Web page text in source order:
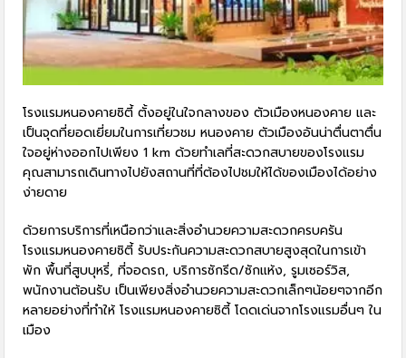
โรงแรมหนองคายซิตี้ ตั้งอยู่ในใจกลางของ ตัวเมืองหนองคาย และ
เป็นจุดที่ยอดเยี่ยมในการเที่ยวชม หนองคาย ตัวเมืองอันน่าตื่นตาตื่น
ใจอยู่ห่างออกไปเพียง 1 km ด้วยทำเลที่สะดวกสบายของโรงแรม
คุณสามารถเดินทางไปยังสถานที่ที่ต้องไปชมให้ได้ของเมืองได้อย่าง
ง่ายดาย
ด้วยการบริการที่เหนือกว่าและสิ่งอำนวยความสะดวกครบครัน
โรงแรมหนองคายซิตี้ รับประกันความสะดวกสบายสูงสุดในการเข้า
พัก พื้นที่สูบบุหรี่, ที่จอดรถ, บริการซักรีด/ซักแห้ง, รูมเซอร์วิส,
พนักงานต้อนรับ เป็นเพียงสิ่งอำนวยความสะดวกเล็กๆน้อยๆจากอีก
หลายอย่างที่ทำให้ โรงแรมหนองคายซิตี้ โดดเด่นจากโรงแรมอื่นๆ ใน
เมือง